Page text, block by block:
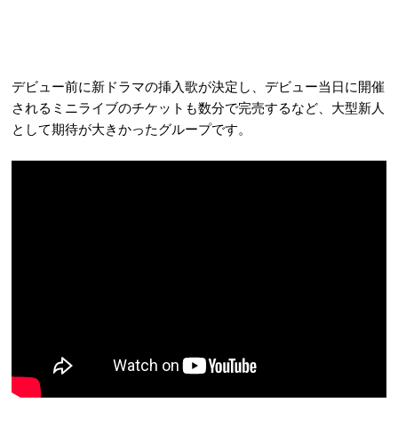
デビュー前に新ドラマの挿⼊歌が決定し、デビュー当⽇に開催
されるミニライブのチケットも数分で完売するなど、大型新人
として期待が大きかったグループです。